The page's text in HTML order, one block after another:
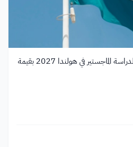
منحة جامعة ليدن للتميز لدراسة الماجستير في هولندا 2027 بقيمة